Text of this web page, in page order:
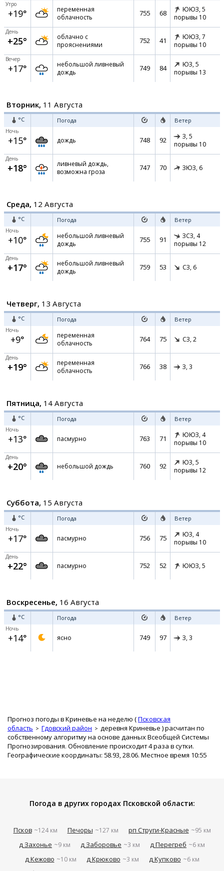
Утро
+19°
переменная
облачность
755 68 ЮЮЗ, 5
порывы 10
День
+25°
облачно с
прояснениями
752 41 ЮЮЗ, 7
порывы 10
Вечер
+17°
небольшой ливневый
дождь
749 84 ЮЗ, 5
порывы 13
Вторник, 11 Августа
°C Погода Ветер
Ночь
+15° дождь 748 92 З, 5
порывы 10
День
+18°
ливневый дождь,
возможна гроза
747 70 ЗЮЗ, 6
Среда, 12 Августа
°C Погода Ветер
Ночь
+10°
небольшой ливневый
дождь
755 91 ЗСЗ, 4
порывы 12
День
+17°
небольшой ливневый
дождь
759 53 СЗ, 6
Четверг, 13 Августа
°C Погода Ветер
Ночь
+9°
переменная
облачность
764 75 СЗ, 2
День
+19°
переменная
облачность
766 38 З, 3
Пятница, 14 Августа
°C Погода Ветер
Ночь
+13° пасмурно 763 71 ЮЮЗ, 4
порывы 10
День
+20° небольшой дождь 760 92 ЮЗ, 5
порывы 12
Суббота, 15 Августа
°C Погода Ветер
Ночь
+17° пасмурно 756 75 ЮЗ, 4
порывы 10
День
+22° пасмурно 752 52 ЮЮЗ, 5
Воскресенье, 16 Августа
°C Погода Ветер
Ночь
+14° ясно 749 97 З, 3
Прогноз погоды в Криневье на неделю (Псковская
область
Гдовский район деревня Криневье ) расчитан по
собственному алгоритму на основе данных Всеобщей Системы
Прогнозирования. Обновление происходит 4 раза в сутки.
Географические координаты: 58.93, 28.06. Местное время 10:55
Погода в других городах Псковской области:
Псков ~124 км Печоры ~127 км рп Струги-Красные ~95 км
д Захонье ~9 км д Заборовье ~3 км д Перегреб ~6 км
д Кежово ~10 км д Крюково ~3 км д Купково ~6 км